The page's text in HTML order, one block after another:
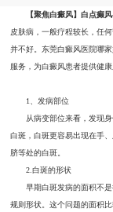
【聚焦白癜风】白点癫
皮肤病，一般疗程较长，任
并不好。东莞白癜风医院哪
服务，为白癜风患者提供健
1、发病部位
从病变部位来看，发现身
白斑，白斑更容易出现在手
脐等处的白斑。
2.白斑的形状
早期白斑发病的面积不是
规则形状。这个问题的面积